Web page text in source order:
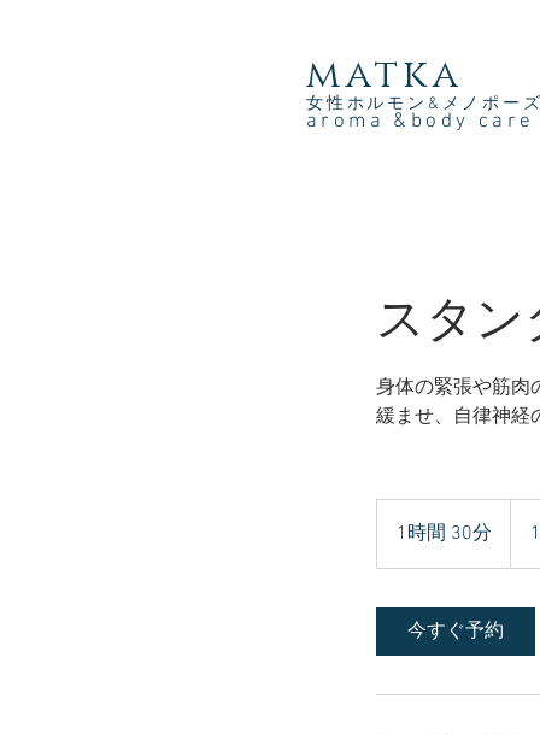
​matka
女性ホルモン&メノポーズ
aroma &body care
スタ
身体の緊張や筋肉
緩ませ、自律神経
1時間 30分
時
0
分
（
今すぐ予約